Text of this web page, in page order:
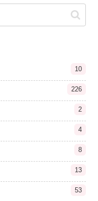
10
226
2
4
8
13
53